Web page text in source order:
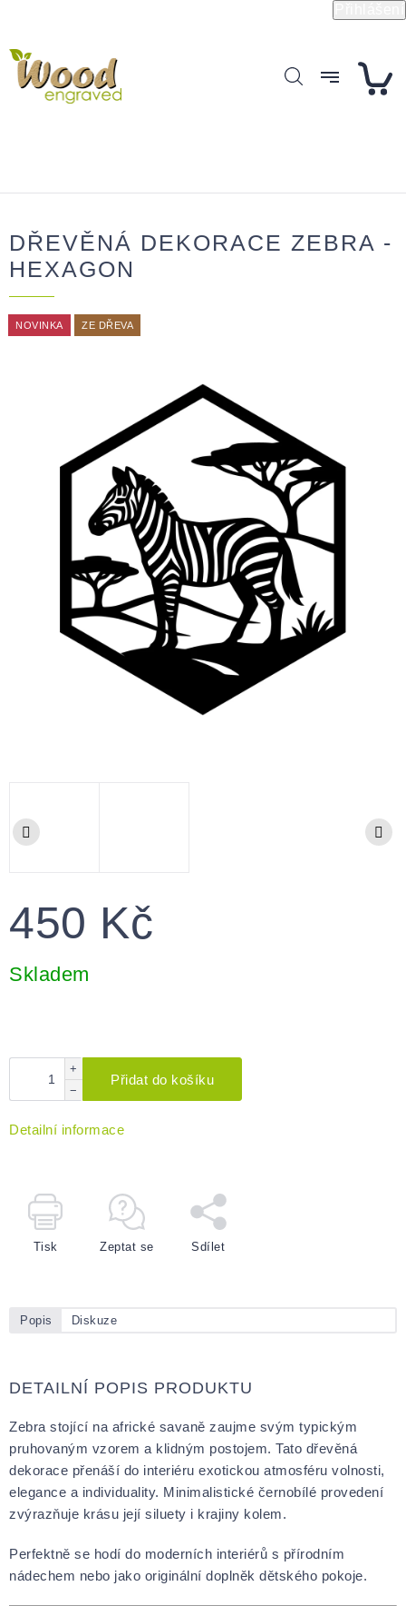
DŘEVĚNÁ DEKORACE ZEBRA -
HEXAGON
NOVINKA ZE DŘEVA
450 Kč
cena:
Skladem
+
−
Přidat do košíku
Detailní informace
Tisk Zeptat se Sdílet
Popis Diskuze
DETAILNÍ POPIS PRODUKTU
Zebra stojící na africké savaně zaujme svým typickým
pruhovaným vzorem a klidným postojem. Tato dřevěná
dekorace přenáší do interiéru exotickou atmosféru volnosti,
elegance a individuality. Minimalistické černobílé provedení
zvýrazňuje krásu její siluety i krajiny kolem.
Perfektně se hodí do moderních interiérů s přírodním
nádechem nebo jako originální doplněk dětského pokoje.